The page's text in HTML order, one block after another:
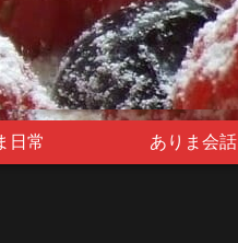
日常 ありま会話